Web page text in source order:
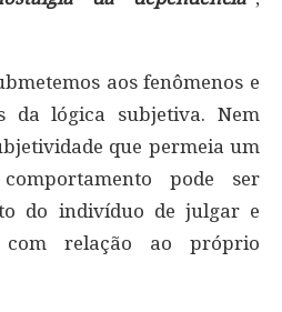
aos fenômenos e
da lógica subjetiva. Nem
que permeia um
pode ser
do indivíduo de julgar e
relação ao próprio